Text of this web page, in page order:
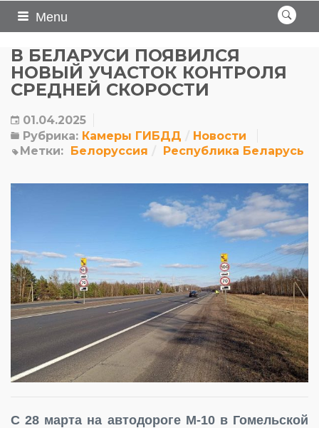
Menu
В БЕЛАРУСИ ПОЯВИЛСЯ
НОВЫЙ УЧАСТОК КОНТРОЛЯ
СРЕДНЕЙ СКОРОСТИ
01.04.2025
Рубрика: Камеры ГИБДД
Новости
Метки: Белоруссия Республика Беларусь
С 28 марта на автодороге М-10 в Гомельской